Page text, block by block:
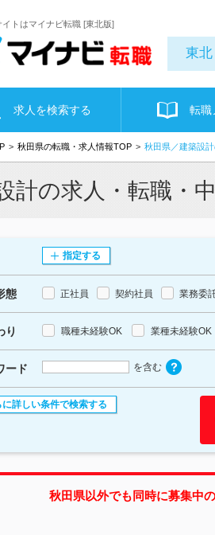
トはマイナビ転職 [東北版]
東北
求人を検索する 転職
秋田県の転職・求人情報TOP 秋田県／建築設
計の求人・転職・
指定する
態 正社員 契約社員 業務委
り 職種未経験OK 業種未経験OK
ード を含む
に詳しい条件で検索する
秋田県以外でも同時に募集中